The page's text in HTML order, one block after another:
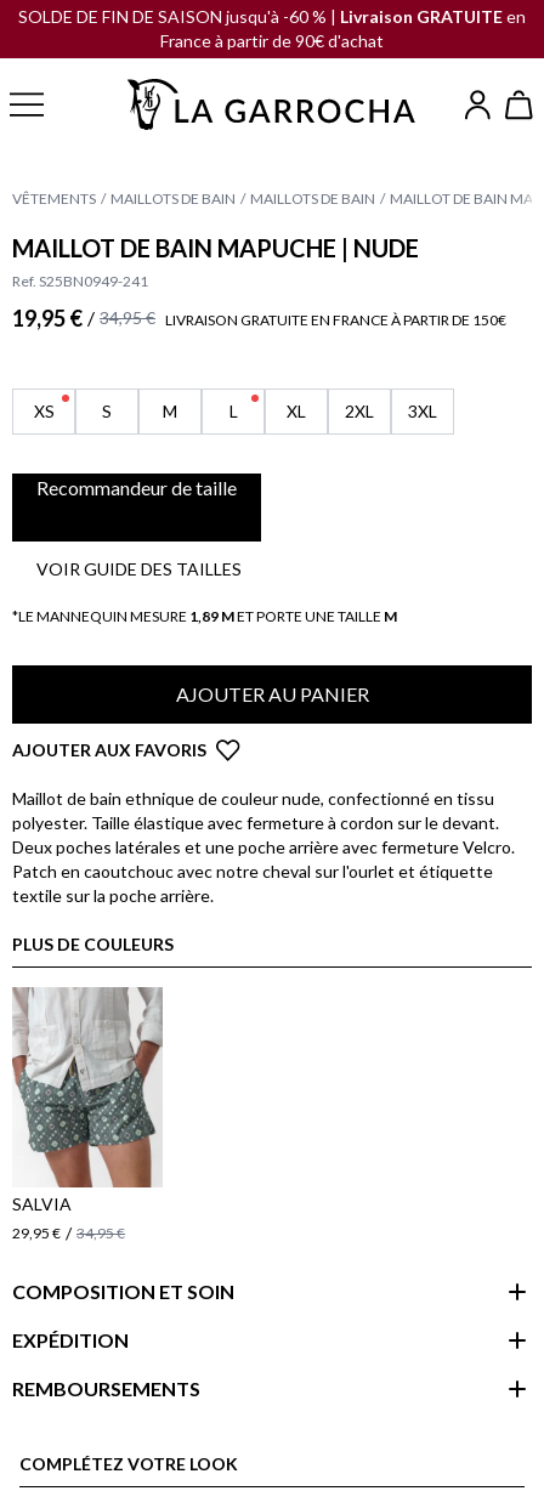
SOLDE DE FIN DE SAISON jusqu'à -60 % | Livraison GRATUITEen
France à partir de 90€ d'achat
VÊTEMENTS MAILLOTS DE BAIN MAILLOTS DE BAIN MAILLOT DE BAIN
MAILLOT DE BAIN MAPUCHE | NUDE
Ref. S25BN0949-241
19,95 € / 34,95 € LIVRAISON GRATUITE EN FRANCE À PARTIR DE 150€
XS S M L XL 2XL 3XL
Recommandeur de taille
VOIR GUIDE DES TAILLES
*LE MANNEQUIN MESURE 1,89 MET PORTE UNE TAILLE M
AJOUTER AU PANIER
AJOUTER AUX FAVORIS
Maillot de bain ethnique de couleur nude, confectionné en tissu
polyester. Taille élastique avec fermeture à cordon sur le devant.
Deux poches latérales et une poche arrière avec fermeture Velcro.
Patch en caoutchouc avec notre cheval sur l'ourlet et étiquette
textile sur la poche arrière.
PLUS DE COULEURS
SALVIA
29,95 € / 34,95 €
COMPOSITION ET SOIN
EXPÉDITION
REMBOURSEMENTS
COMPLÉTEZ VOTRE LOOK